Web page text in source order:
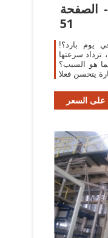
الصفحة
51
يوم بارد؟!
تزداد سرعتها
هو السبب؟
السعر